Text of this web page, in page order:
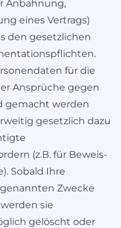
Anbahnung,
eines Vertrags)
den gesetzlichen
für die
Ansprüche gegen
gemacht werden
gesetzlich dazu
(z.B. für Beweis-
Sobald Ihre
Zwecke
sie
gelöscht oder